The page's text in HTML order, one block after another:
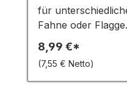
für unterschiedliche Mastdurchmesser. Länge 60 cmEntdecken Sie die
Fahne oder
Ihrem
Verklemmen. Im
Patentverschluss
Größen perfekt
8,99 €*
(7,55 € Netto)